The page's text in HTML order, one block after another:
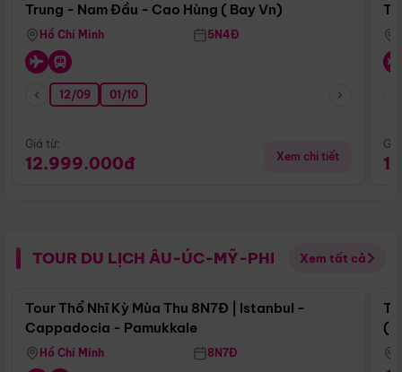
Trung - Nam Đầu - Cao Hùng ( Bay Vn)
Hồ Chí Minh 5N4Đ
12/09 01/10
Giá từ:
12.999.000đ Xem chi tiết
TOUR DU LỊCH ÂU-ÚC-MỸ-PHI Xem tất cả
Điểm nổi bật
Tour Thổ Nhĩ Kỳ Mùa Thu 8N7Đ | Istanbul -
Cappadocia - Pamukkale
Hồ Chí Minh 8N7Đ